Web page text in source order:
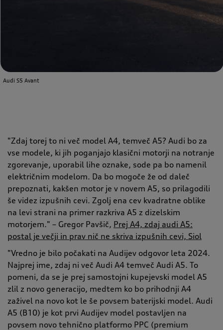
Audi S5 Avant
"Zdaj torej to ni več model A4, temveč A5? Audi bo za
vse modele, ki jih poganjajo klasični motorji na notranje
zgorevanje, uporabil lihe oznake, sode pa bo namenil
električnim modelom. Da bo mogoče že od daleč
prepoznati, kakšen motor je v novem A5, so prilagodili
še videz izpušnih cevi. Zgolj ena cev kvadratne oblike
na levi strani na primer razkriva A5 z dizelskim
motorjem." – Gregor Pavšič, Prej A4, zdaj audi A5:
postal je večji in prav nič ne skriva izpušnih cevi, Siol
"Vredno je bilo počakati na Audijev odgovor leta 2024.
Najprej ime, zdaj ni več Audi A4 temveč Audi A5. To
pomeni, da se je prej samostojni kupejevski model A5
zlil z novo generacijo, medtem ko bo prihodnji A4
zaživel na novo kot le še povsem baterijski model. Audi
A5 (B10) je kot prvi Audijev model postavljen na
povsem novo tehnično platformo PPC (premium